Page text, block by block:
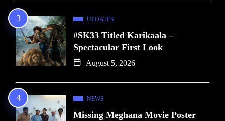
UPDATES
#SK33 Titled Karikaala –
Spectacular First Look
August 5, 2026
NEWS
Missing Meghana Movie Poster